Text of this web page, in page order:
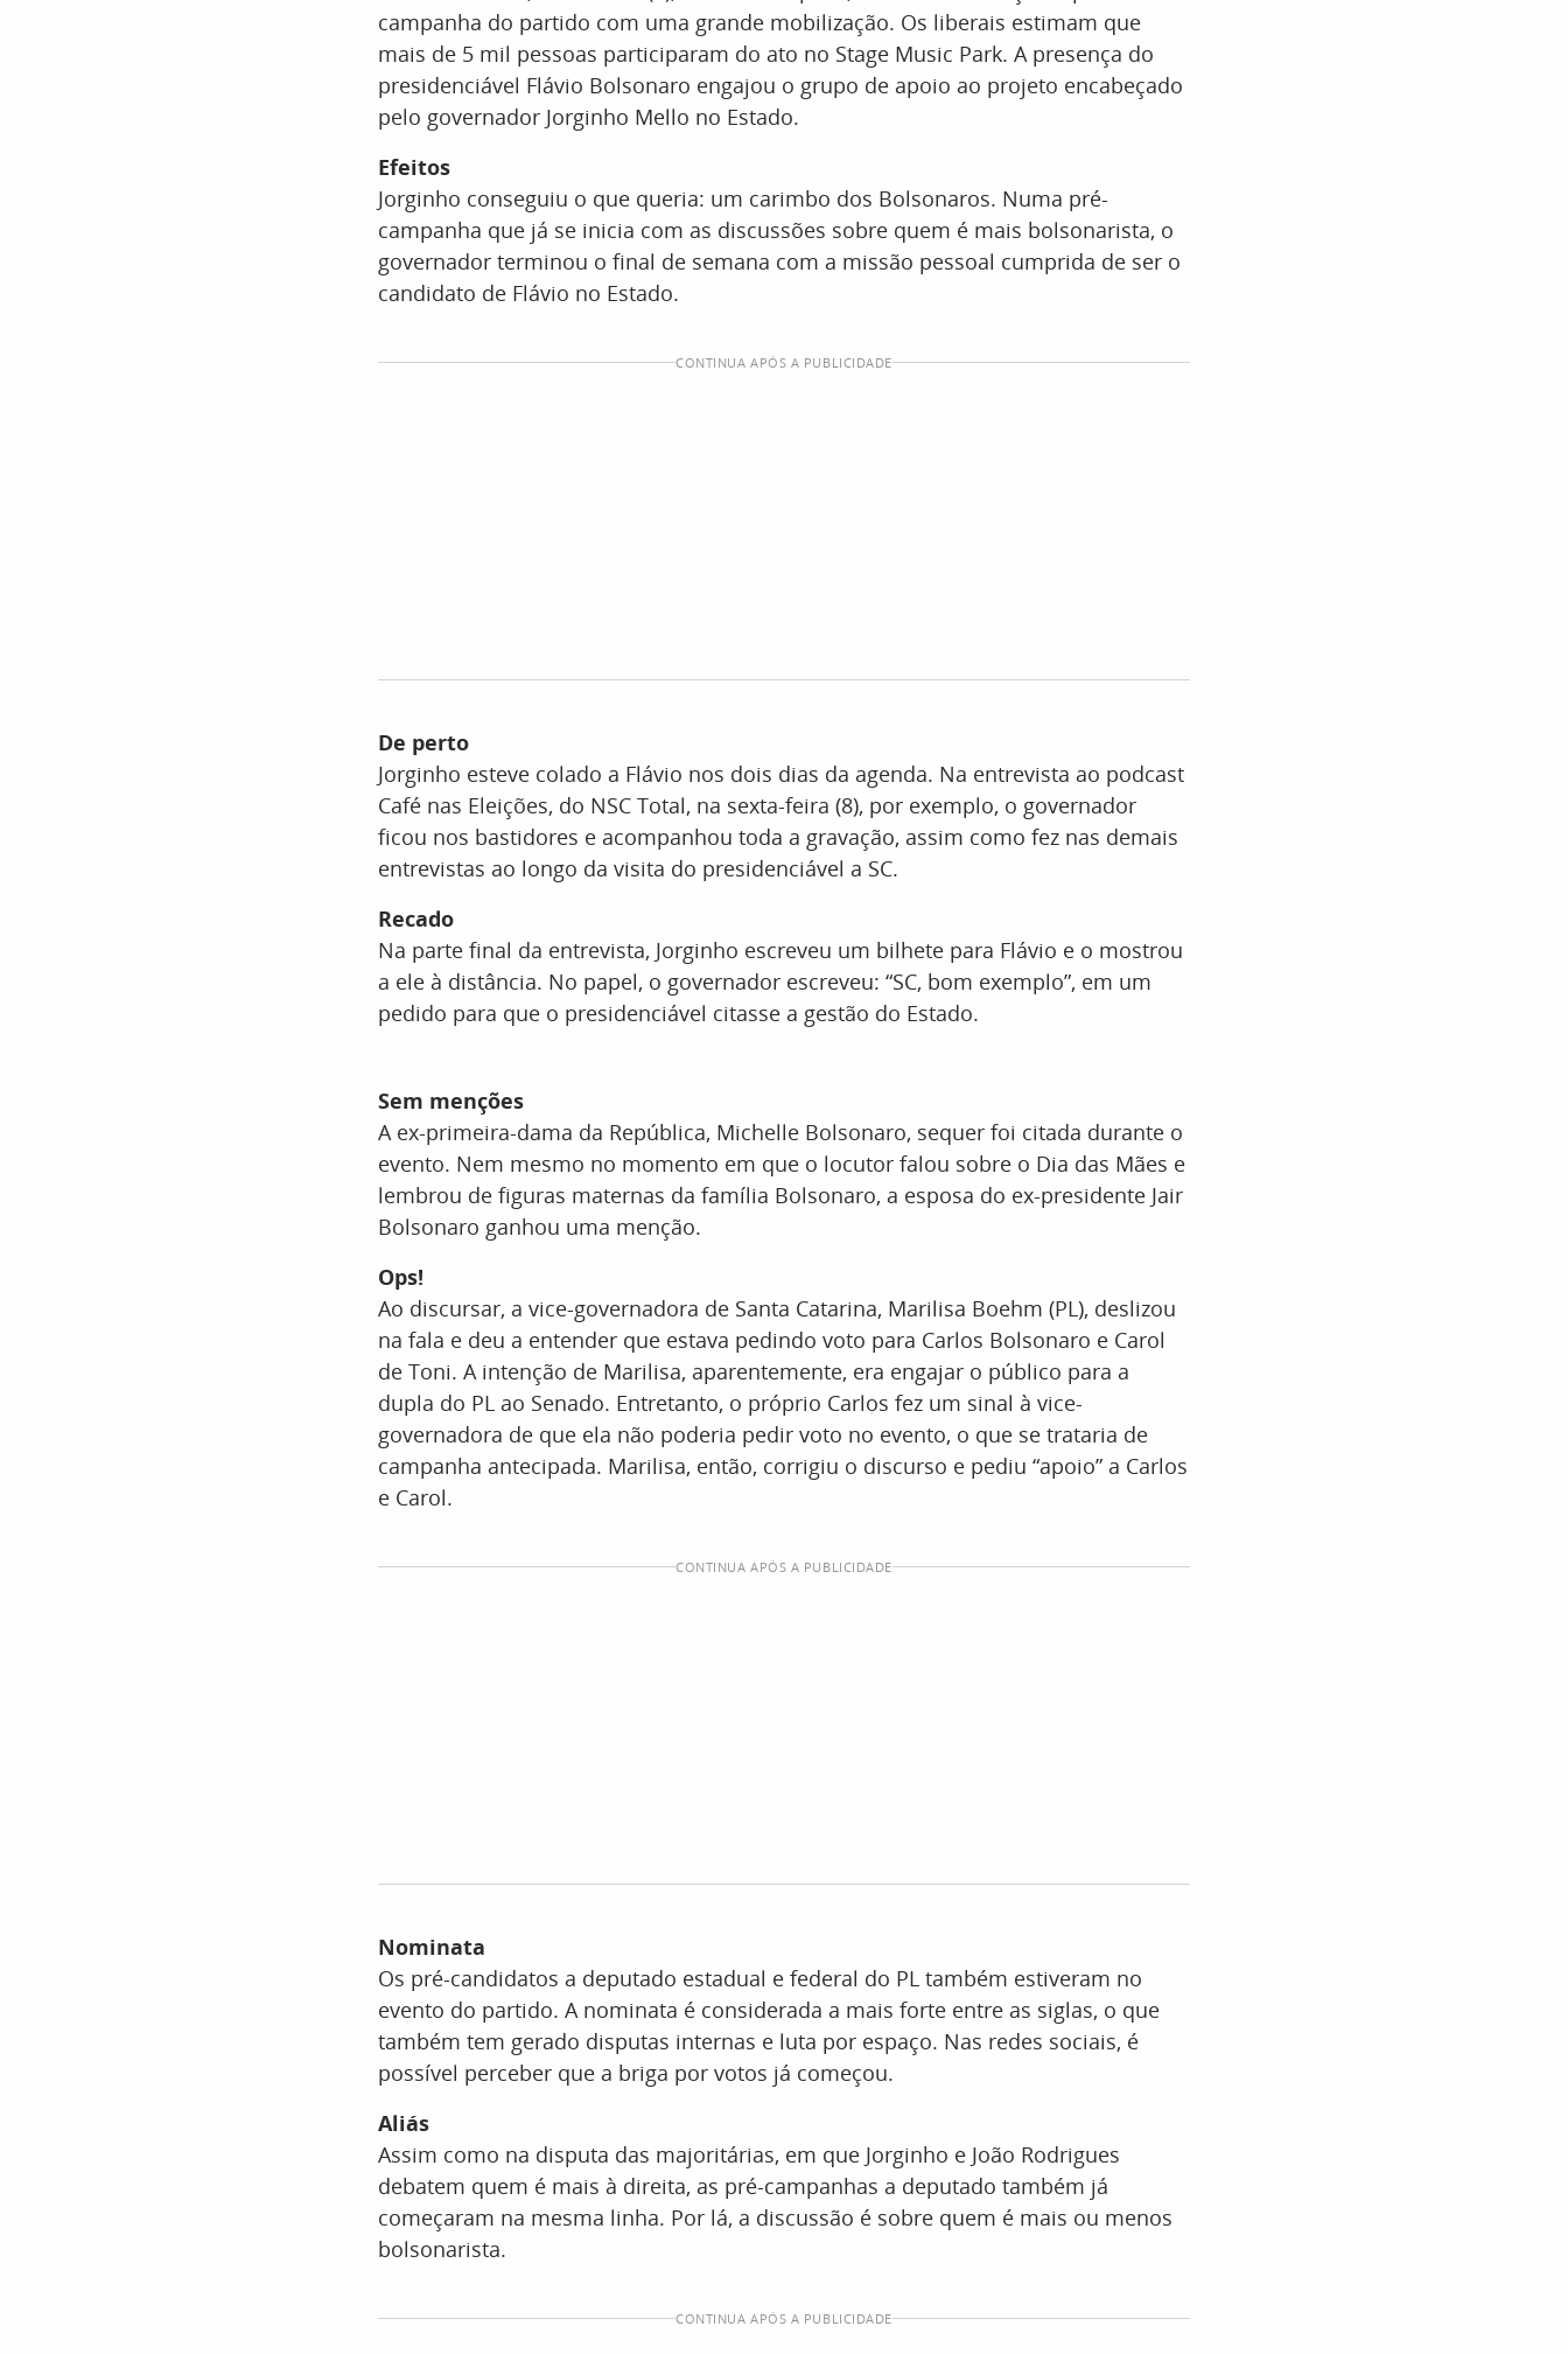
campanha do partido com uma grande mobilização. Os liberais estimam que
mais de 5 mil pessoas participaram do ato no Stage Music Park. A presença do
presidenciável Flávio Bolsonaro engajou o grupo de apoio ao projeto encabeçado
pelo governador Jorginho Mello no Estado.
Efeitos
Jorginho conseguiu o que queria: um carimbo dos Bolsonaros. Numa pré-
campanha que já se inicia com as discussões sobre quem é mais bolsonarista, o
governador terminou o final de semana com a missão pessoal cumprida de ser o
candidato de Flávio no Estado.
CONTINUA APÓS A PUBLICIDADE
De perto
Jorginho esteve colado a Flávio nos dois dias da agenda. Na entrevista ao podcast
Café nas Eleições, do NSC Total, na sexta-feira (8), por exemplo, o governador
ficou nos bastidores e acompanhou toda a gravação, assim como fez nas demais
entrevistas ao longo da visita do presidenciável a SC.
Recado
Na parte final da entrevista, Jorginho escreveu um bilhete para Flávio e o mostrou
a ele à distância. No papel, o governador escreveu: “SC, bom exemplo”, em um
pedido para que o presidenciável citasse a gestão do Estado.
Sem menções
A ex-primeira-dama da República, Michelle Bolsonaro, sequer foi citada durante o
evento. Nem mesmo no momento em que o locutor falou sobre o Dia das Mães e
lembrou de figuras maternas da família Bolsonaro, a esposa do ex-presidente Jair
Bolsonaro ganhou uma menção.
Ops!
Ao discursar, a vice-governadora de Santa Catarina, Marilisa Boehm (PL), deslizou
na fala e deu a entender que estava pedindo voto para Carlos Bolsonaro e Carol
de Toni. A intenção de Marilisa, aparentemente, era engajar o público para a
dupla do PL ao Senado. Entretanto, o próprio Carlos fez um sinal à vice-
governadora de que ela não poderia pedir voto no evento, o que se trataria de
campanha antecipada. Marilisa, então, corrigiu o discurso e pediu “apoio” a Carlos
e Carol.
CONTINUA APÓS A PUBLICIDADE
Nominata
Os pré-candidatos a deputado estadual e federal do PL também estiveram no
evento do partido. A nominata é considerada a mais forte entre as siglas, o que
também tem gerado disputas internas e luta por espaço. Nas redes sociais, é
possível perceber que a briga por votos já começou.
Aliás
Assim como na disputa das majoritárias, em que Jorginho e João Rodrigues
debatem quem é mais à direita, as pré-campanhas a deputado também já
começaram na mesma linha. Por lá, a discussão é sobre quem é mais ou menos
bolsonarista.
CONTINUA APÓS A PUBLICIDADE